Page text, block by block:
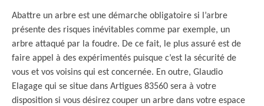
Abattre un arbre est une démarche obligatoire si l’arbre
présente des risques inévitables comme par exemple, un
arbre attaqué par la foudre. De ce fait, le plus assuré est de
faire appel à des expérimentés puisque c’est la sécurité de
vous et vos voisins qui est concernée. En outre, Glaudio
Elagage qui se situe dans Artigues 83560 sera à votre
disposition si vous désirez couper un arbre dans votre espace